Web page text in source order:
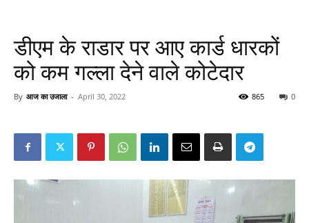
डीएम के राडार पर आए कार्ड धारकों
को कम गल्ला देने वाले कोटेदार
By आज का उजाला - April 30, 2022 0
865